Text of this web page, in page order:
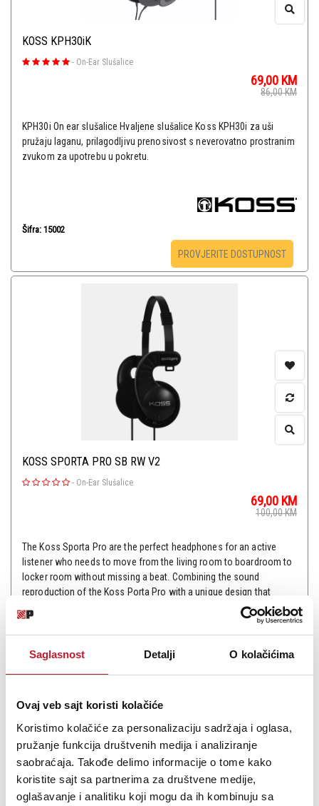
Saglasnost Detalji O kolačićima
Ovaj veb sajt koristi kolačiće
Koristimo kolačiće za personalizaciju sadržaja i oglasa,
pružanje funkcija društvenih medija i analiziranje
saobraćaja. Takođe delimo informacije o tome kako
koristite sajt sa partnerima za društvene medije,
oglašavanje i analitiku koji mogu da ih kombinuju sa
KOSS KPH30iK
- On-Ear Slušalice
69,00 KM
86,00KM
KPH30i On ear slušalice Hvaljene slušalice Koss KPH30i za uši
pružaju laganu, prilagodljivu prenosivost s neverovatno prostranim
zvukom za upotrebu u pokretu.
Šifra: 15002
PROVJERITE DOSTUPNOST
KOSS SPORTA PRO SB RW V2
- On-Ear Slušalice
69,00 KM
100,00KM
The Koss Sporta Pro are the perfect headphones for an active
listener who needs to move from the living room to boardroom to
locker room without missing a beat. Combining the sound
reproduction of the Koss Porta Pro with a unique design that
allows over-the-head or behind-the-head wearing, the...